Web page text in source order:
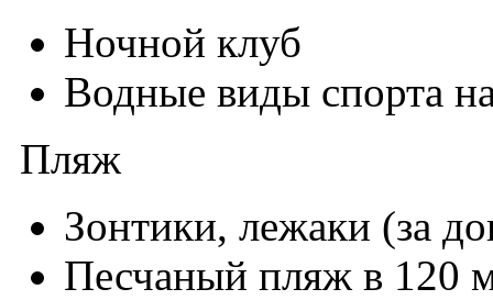
Ночной клуб
Водные виды спорта
Пляж
Зонтики, лежаки (за
Песчаный пляж в 120